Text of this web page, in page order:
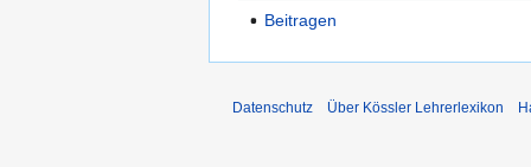
Beitragen
Datenschutz Über Kössler Lehrerlexikon